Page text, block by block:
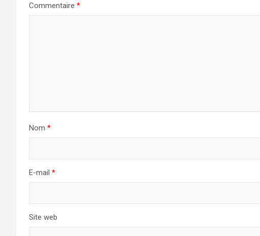
Commentaire *
Nom *
E-mail *
Site web